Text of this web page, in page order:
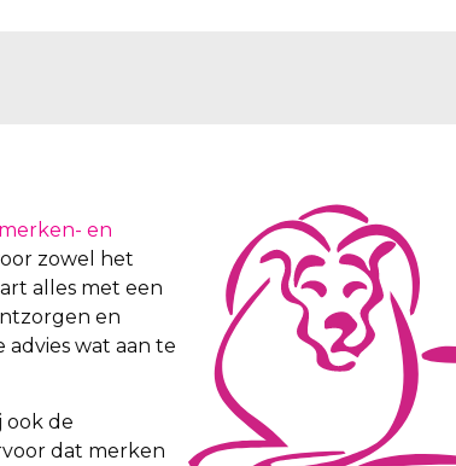
merken- en
zowel het
alles met een
en
wat aan te
ook de
dat merken